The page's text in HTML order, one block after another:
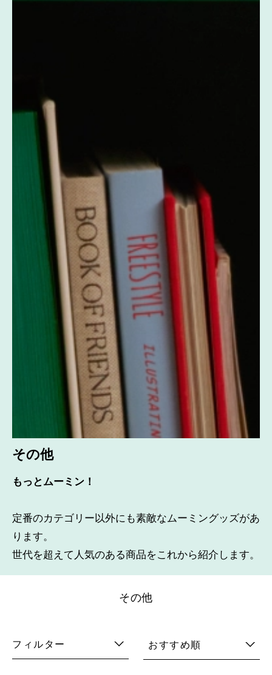
その他
もっとムーミン！
定番のカテゴリー以外にも素敵なムーミングッズがあ
ります。
世代を超えて人気のある商品をこれから紹介します。
その他
フィルター おすすめ順